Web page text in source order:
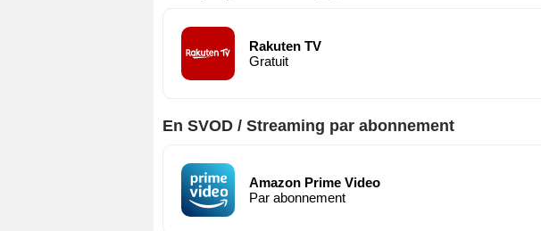
Rakuten TV
Gratuit
En SVOD / Streaming par abonnement
Amazon Prime Video
Par abonnement